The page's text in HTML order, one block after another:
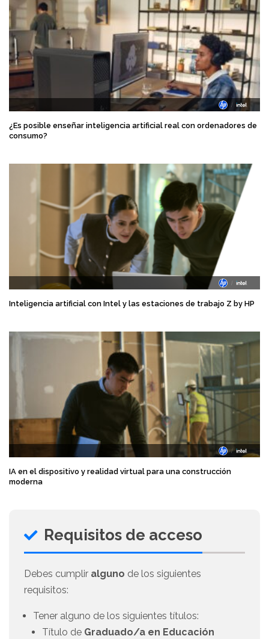
¿Es posible enseñar inteligencia artificial real con ordenadores de
consumo?
Inteligencia artificial con Intel y las estaciones de trabajo Z by HP
IA en el dispositivo y realidad virtual para una construcción
moderna
Requisitos de acceso
Debes cumplir alguno de los siguientes
requisitos:
Tener alguno de los siguientes títulos:
Título de Graduado/a en Educación